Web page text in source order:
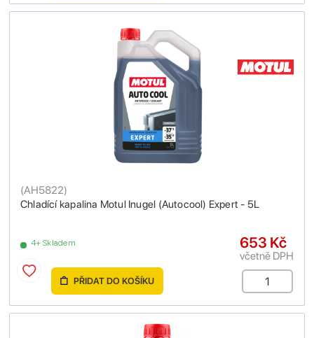
Chladící kapalina Motul Inugel (Autocool) Expert - 5L
(AH5822)
4+ Skladem 653 Kč
včetně DPH
PŘIDAT DO KOŠÍKU